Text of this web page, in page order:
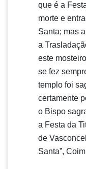
que é a
morte e
Santa; mas
a
este
se fez
templo foi
certamente
o Bispo
a Festa da
de
Santa”,